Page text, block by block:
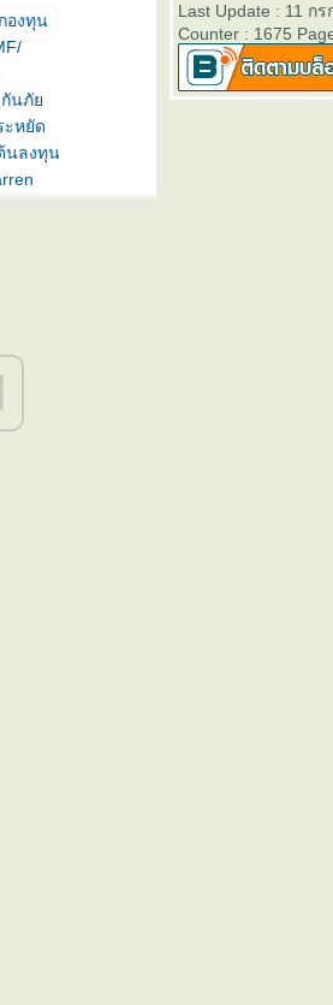
องทุน
กันภั
ะหยัด
นลงทุน
กองทุน
เกอร์
Last Update : 11 ก
Counter : 1675